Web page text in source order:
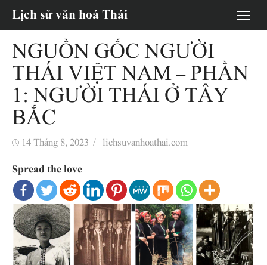
Chuyển
dung
Lịch sử văn hoá Thái
NGUỒN GỐC NGƯỜI
THÁI VIỆT NAM – PHẦN
1: NGƯỜI THÁI Ở TÂY
BẮC
Đăng14 Tháng 8, 2023
Tác
lichsuvanhoathai.com
Spread the love